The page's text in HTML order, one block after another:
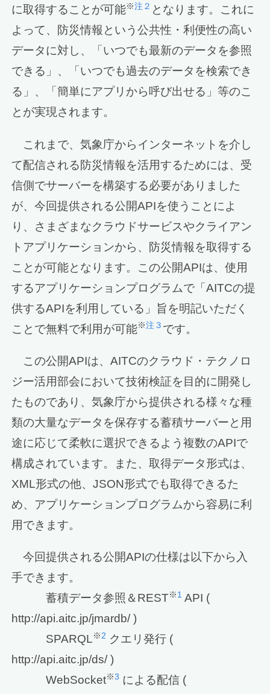
に取得することが可能※注２ となります。これに
よって、防災情報という公共性・利便性の高い
データに対し、「いつでも最新のデータを参照
できる」、「いつでも過去のデータを検索でき
る」、「簡単にアプリから呼び出せる」等のこ
とが実現されます。
これまで、気象庁からインターネットを介し
て配信される防災情報を活用するためには、受
信側でサーバーを構築する必要がありました
が、今回提供される公開APIを使うことによ
り、さまざまなクラウドサービスやクライアン
トアプリケーションから、防災情報を取得する
ことが可能となります。この公開APIは、使用
するアプリケーションプログラムで「AITCの提
供するAPIを利用している」旨を明記いただく
ことで無料で利用が可能※注３ です。
この公開APIは、AITCのクラウド・テクノロ
ジー活用部会において技術検証を目的に開発し
たものであり、気象庁から提供される様々な種
類の大量なデータを保存する蓄積サーバーと用
途に応じて柔軟に選択できるよう複数のAPIで
構成されています。また、取得データ形式は、
XML形式の他、JSON形式でも取得できるた
め、アプリケーションプログラムから容易に利
用できます。
今回提供される公開APIの仕様は以下から入
手できます。
蓄積データ参照＆REST※1 API (
http://api.aitc.jp/jmardb/ )
SPARQL※2 クエリ発行 (
http://api.aitc.jp/ds/ )
WebSocket※3 による配信 (